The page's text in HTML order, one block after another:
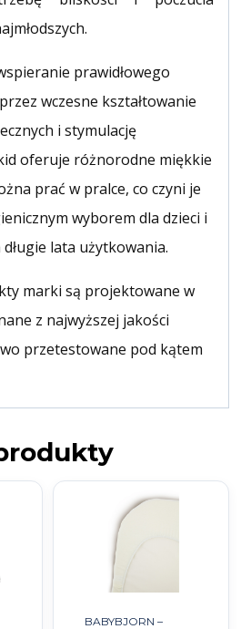
prawidłowego
wczesne kształtowanie
i stymulację
oferuje różnorodne miękkie
prać w pralce, co czyni je
wyborem dla dzieci i
lata użytkowania.
marki są projektowane w
z najwyższej jakości
przetestowane pod kątem
BABYBJORN –